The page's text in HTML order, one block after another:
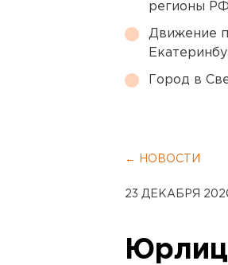
регионы РФ
Движение
Город в
← НОВОСТИ
23 ДЕКАБРЯ